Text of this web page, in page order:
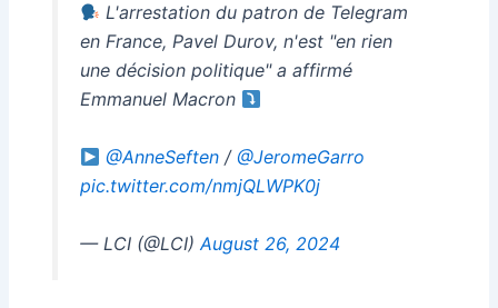
L'arrestation du patron de Telegram
en France, Pavel Durov, n'est "en rien
une décision politique" a affirmé
Emmanuel Macron
@AnneSeften/ @JeromeGarro
pic.twitter.com/nmjQLWPK0j
— LCI (@LCI) August 26, 2024